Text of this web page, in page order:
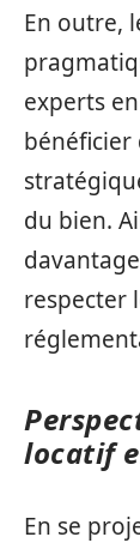
En outre,
experts
bénéficier
du bien.
respecter
locatif
En se